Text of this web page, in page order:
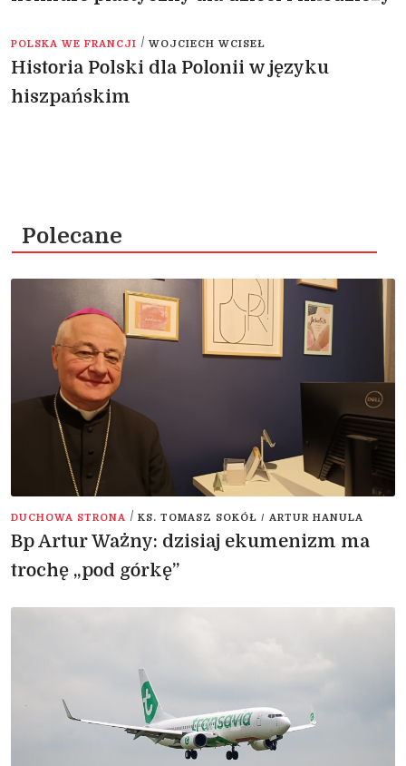
POLSKA WE FRANCJI / WOJCIECH WCISEŁ
Historia Polski dla Polonii w języku
hiszpańskim
Polecane
DUCHOWA STRONA / KS. TOMASZ SOKÓŁ / ARTUR HANULA
Bp Artur Ważny: dzisiaj ekumenizm ma
trochę „pod górkę”